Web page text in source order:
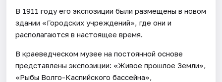
В 1911 году его экспозиции были размещены в новом
здании «Городских учреждений», где они и
располагаются в настоящее время.
В краеведческом музее на постоянной основе
представлены экспозиции: «Живое прошлое Земли»,
«Рыбы Волго-Каспийского бассейна»,